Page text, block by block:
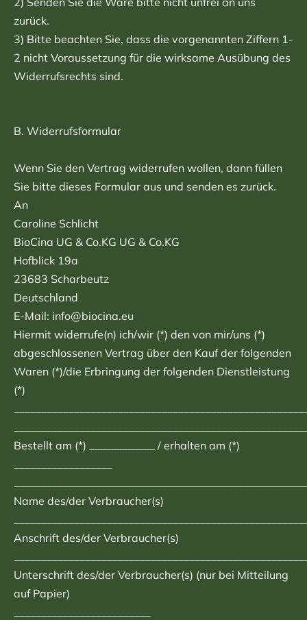
zurück.
3) Bitte beachten Sie, dass die vorgenannten Ziffern 1-
2 nicht Voraussetzung für die wirksame Ausübung des
Widerrufsrechts sind.
B. Widerrufsformular
Wenn Sie den Vertrag widerrufen wollen, dann füllen
Sie bitte dieses Formular aus und senden es zurück.
An
Caroline Schlicht
BioCina UG & Co.KG UG & Co.KG
Hofblick 19a
23683 Scharbeutz
Deutschland
E-Mail: info@biocina.eu
Hiermit widerrufe(n) ich/wir (*) den von mir/uns (*)
abgeschlossenen Vertrag über den Kauf der folgenden
Waren (*)/die Erbringung der folgenden Dienstleistung
(*)
Bestellt am (*) ____________ / erhalten am (*)
Name des/der Verbraucher(s)
Anschrift des/der Verbraucher(s)
Unterschrift des/der Verbraucher(s) (nur bei Mitteilung
auf Papier)